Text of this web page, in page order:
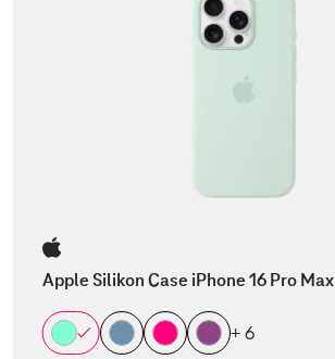
Apple Silikon Case iPhone 16 Pro Max
+ 6